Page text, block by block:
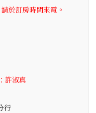
於訂房時間來電。
許淑真
行